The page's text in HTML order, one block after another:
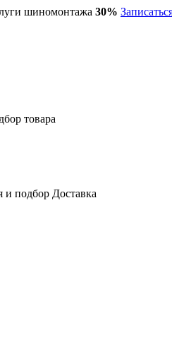
шиномонтажа 30%
товара
и подбор Доставка